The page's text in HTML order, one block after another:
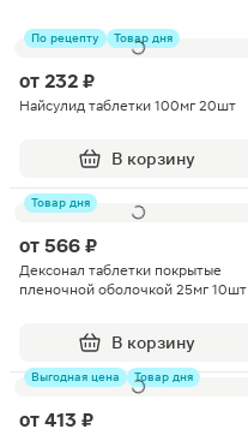
По рецепту Товар дня
от 232 ₽
Найсулид таблетки 100мг 20шт
В корзину
Товар дня
от 566 ₽
Дексонал таблетки покрытые
пленочной оболочкой 25мг 10шт
В корзину
Выгодная цена Товар дня
от 413 ₽